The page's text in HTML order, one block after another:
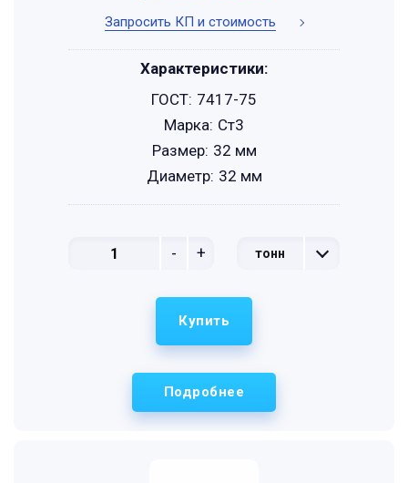
Запросить КП и стоимость
- + тонн
Характеристики:
ГОСТ: 7417-75
Марка: Ст3
Размер: 32 мм
Диаметр: 32 мм
Подробнее
Купить